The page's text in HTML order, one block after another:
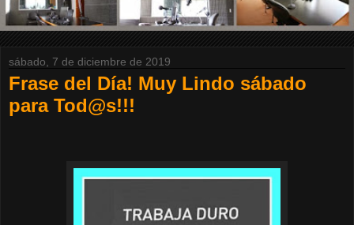
sábado, 7 de diciembre de 2019
Frase del Día! Muy Lindo sábado
para Tod@s!!!